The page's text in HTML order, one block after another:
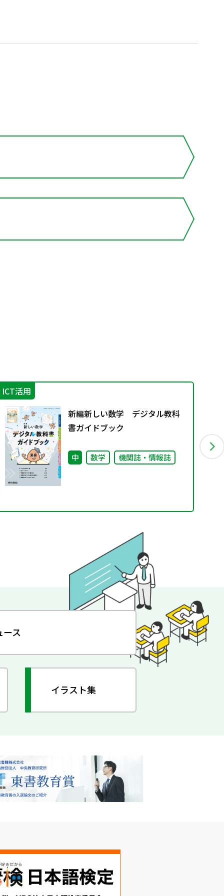
ICT活用
新編新しい数学 デジタル教科
書ガイドブック
中 数学 機関誌・情報誌
ース
イラスト集